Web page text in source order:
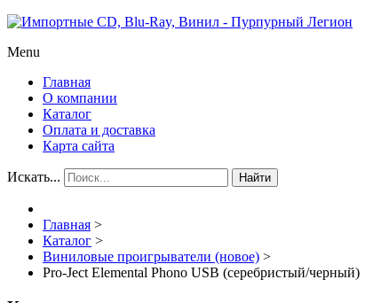
Menu
Главная
О компании
Каталог
Оплата и доставка
Карта сайта
Искать... Найти
Главная >
Каталог >
Виниловые проигрыватели (новое) >
Pro-Ject Elemental Phono USB (серебристый/черный)